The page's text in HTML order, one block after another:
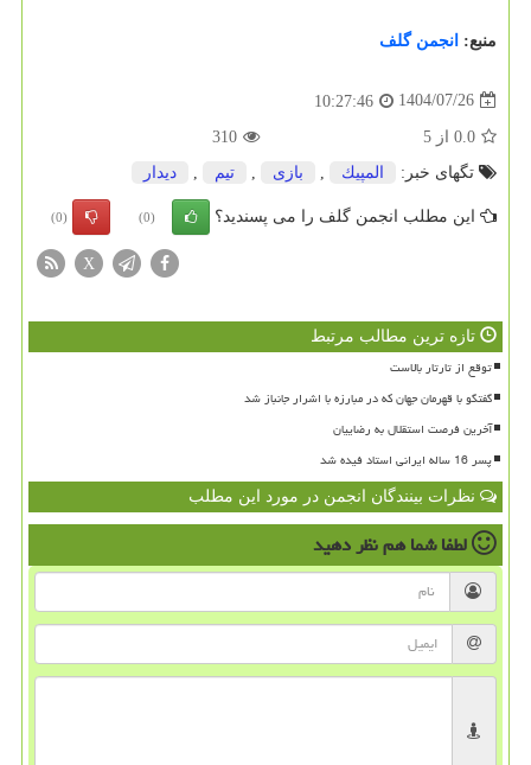
منبع: انجمن گلف
1404/07/26
10:27:46
0.0 از 5
310
تگهای خبر:
المپیك بازی تیم دیدار
این مطلب انجمن گلف را می پسندید؟ (0)
(0)
X
تازه ترین مطالب مرتبط
توقع از تارتار بالاست
گفتگو با قهرمان جهان که در مبارزه با اشرار جانباز شد
آخرین فرصت استقلال به رضاییان
پسر 16 ساله ایرانی استاد فیده شد
نظرات بینندگان انجمن در مورد این مطلب
لطفا شما همنظر دهید